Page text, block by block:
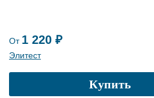
От 1 220 ₽
Элитест
Купить